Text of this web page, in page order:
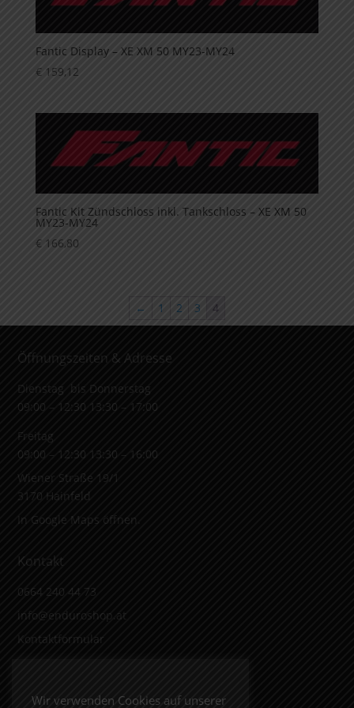
Fantic Display – XE XM 50 MY23-MY24
€159,12
Fantic Kit Zündschloss inkl. Tankschloss – XE XM 50
MY23-MY24
€ 166,80
← 1 2 3 4
Öffnungszeiten & Adresse
Dienstag bis Donnerstag
09:00 – 12:30 13:30 – 17:00
Freitag
09:00 – 12:30 13:30 – 16:00
Wiener Straße 19/1
3170 Hainfeld
In Google Maps öffnen.
Kontakt
0664 240 44 73
info@enduroshop.at
Kontaktformular
Wir verwenden Cookies auf unserer